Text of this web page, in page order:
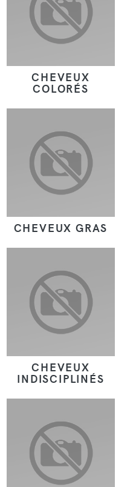
CHEVEUX
COLORÉS
CHEVEUX GRAS
CHEVEUX
INDISCIPLINÉS